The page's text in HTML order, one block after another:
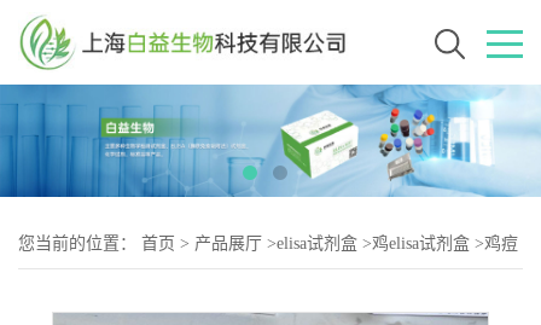
您当前的位置： 首页 > 产品展厅 >elisa试剂盒 >鸡elisa试剂盒 >鸡痘